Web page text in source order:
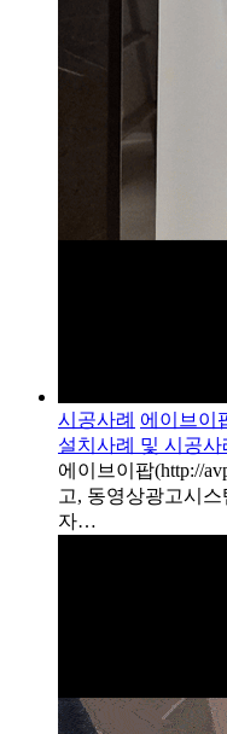
시공사례 에이브이
설치사례 및 시공사
에이브이팝(http://
고, 동영상광고시
자…